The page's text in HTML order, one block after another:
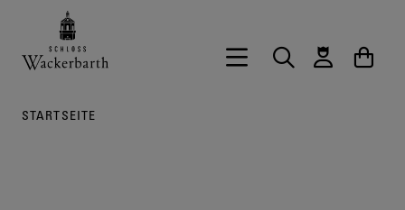
Zurück zur Startseite vom Onlineshop
Hauptnavigation öffnen
Suche
STARTSEITE